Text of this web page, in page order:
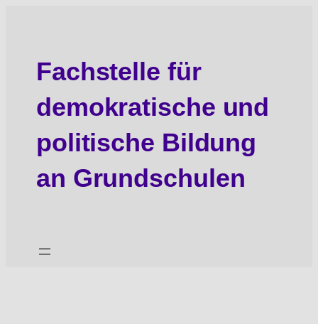
Fachstelle für
demokratische und
politische Bildung
an Grundschulen